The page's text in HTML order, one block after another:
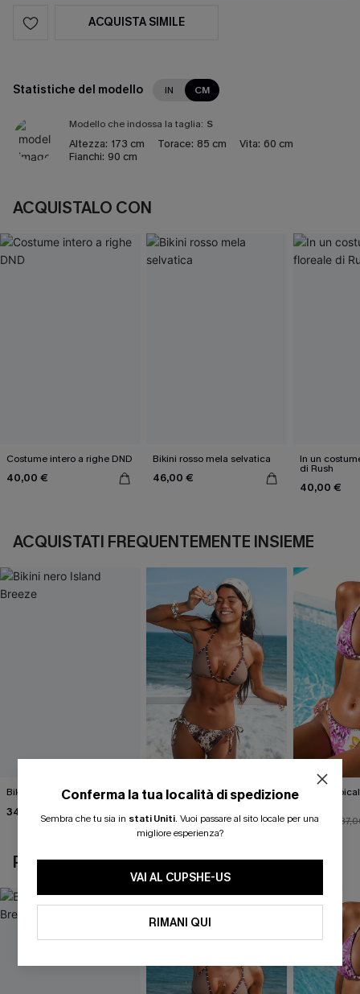
ACQUISTA SIMILE
Statistiche del modello IN CM
Modello che indossa la taglia: S
Altezza: 173 cm Torace: 85 cm Vita: 60 cm
Fianchi: 90 cm
ACQUISTALO CON
Costume intero a righe DND
40,00 €
Bikini rosso mela selvatica
46,00 €
In un
di Rush
40,00 €
ACQUISTATI FREQUENTEMENTE INSIEME
Bikini nero Island Breeze
34,00 €
Completo bikini con stampa
animalier molto
27,00 €30,00 €
Bikini
33,00 €
POTREBBE INTERESSARTI ANCHE
Conferma la tua località di spedizione
Sembra che tu sia in stati Uniti. Vuoi passare al sito locale per una
migliore esperienza?
VAI AL CUPSHE-US
RIMANI QUI